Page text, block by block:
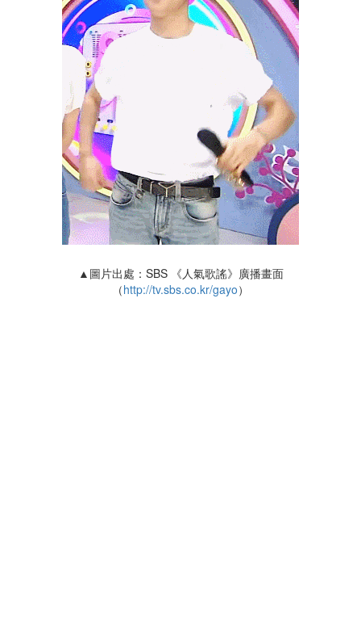
▲圖片出處：SBS 《人氣歌謠》廣播畫面
（http://tv.sbs.co.kr/gayo）